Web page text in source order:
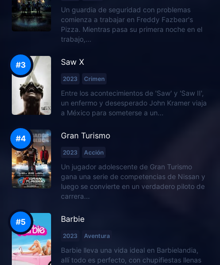
Un guardia de seguridad con problemas
comienza a trabajar en Freddy Fazbear's
Pizza. Mientras pasa su primera noche en el
trabajo,...
Saw X
2023 Crimen
Entre los acontecimientos de 'Saw' y 'Saw II',
un enfermo y desesperado John Kramer viaja
a México para someterse a un...
Gran Turismo
2023 Acción
Un jugador adolescente de Gran Turismo
gana una serie de competencias de Nissan y
luego se convierte en un verdadero piloto de
carrera...
Barbie
2023 Aventura
Barbie lleva una vida ideal en Barbielandia,
allí todo es perfecto, con chupifiestas llenas